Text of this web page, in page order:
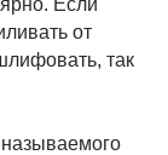
от
так
называемого